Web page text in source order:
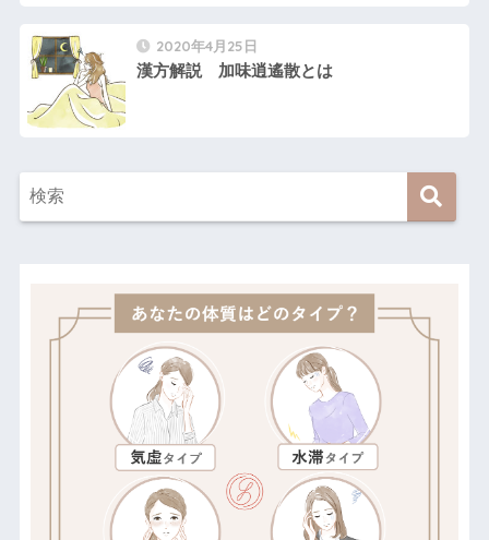
2020年4月25日
漢方解説 加味逍遙散とは